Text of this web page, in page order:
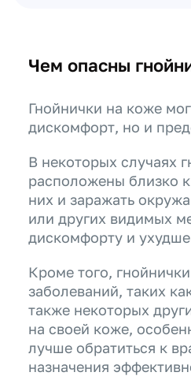
Чем опасны
Гнойнички на коже
дискомфорт, но и
В некоторых случаях
расположены близко
них и заражать
или других видимых
дискомфорту и
Кроме того,
заболеваний, таких
также некоторых
на своей коже,
лучше обратиться к
назначения